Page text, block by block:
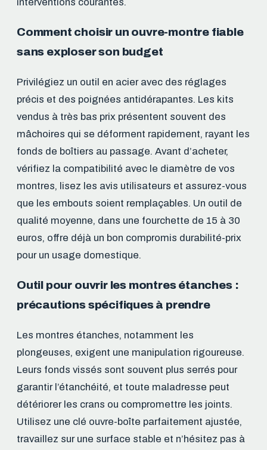
Comment choisir un ouvre-montre fiable
sans exploser son budget
Privilégiez un outil en acier avec des réglages
précis et des poignées antidérapantes. Les kits
vendus à très bas prix présentent souvent des
mâchoires qui se déforment rapidement, rayant les
fonds de boîtiers au passage. Avant d’acheter,
vérifiez la compatibilité avec le diamètre de vos
montres, lisez les avis utilisateurs et assurez-vous
que les embouts soient remplaçables. Un outil de
qualité moyenne, dans une fourchette de 15 à 30
euros, offre déjà un bon compromis durabilité-prix
pour un usage domestique.
Outil pour ouvrir les montres étanches :
précautions spécifiques à prendre
Les montres étanches, notamment les
plongeuses, exigent une manipulation rigoureuse.
Leurs fonds vissés sont souvent plus serrés pour
garantir l’étanchéité, et toute maladresse peut
détériorer les crans ou compromettre les joints.
Utilisez une clé ouvre-boîte parfaitement ajustée,
travaillez sur une surface stable et n’hésitez pas à